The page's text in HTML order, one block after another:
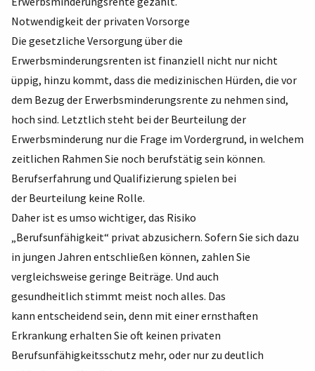
Notwendigkeit der privaten Vorsorge
Die gesetzliche Versorgung über die
Erwerbsminderungsrenten ist finanziell nicht nur nicht
üppig, hinzu kommt, dass die medizinischen Hürden, die vor
dem Bezug der Erwerbsminderungsrente zu nehmen sind,
hoch sind. Letztlich steht bei der Beurteilung der
Erwerbsminderung nur die Frage im Vordergrund, in welchem
zeitlichen Rahmen Sie noch berufstätig sein können.
Berufserfahrung und Qualifizierung spielen bei
der Beurteilung keine Rolle.
Daher ist es umso wichtiger, das Risiko
„Berufsunfähigkeit“ privat abzusichern. Sofern Sie sich dazu
in jungen Jahren entschließen können, zahlen Sie
vergleichsweise geringe Beiträge. Und auch
gesundheitlich stimmt meist noch alles. Das
kann entscheidend sein, denn mit einer ernsthaften
Erkrankung erhalten Sie oft keinen privaten
Berufsunfähigkeitsschutz mehr, oder nur zu deutlich